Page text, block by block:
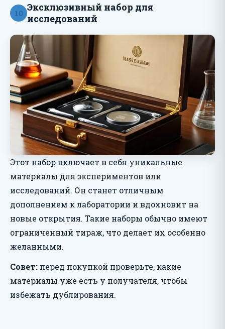
10 Эксклюзивный набор для
исследований
Этот набор включает в себя уникальные
материалы для экспериментов или
исследований. Он станет отличным
дополнением к лаборатории и вдохновит на
новые открытия. Такие наборы обычно имеют
ограниченный тираж, что делает их особенно
желанными.
Совет: перед покупкой проверьте, какие
материалы уже есть у получателя, чтобы
избежать дублирования.